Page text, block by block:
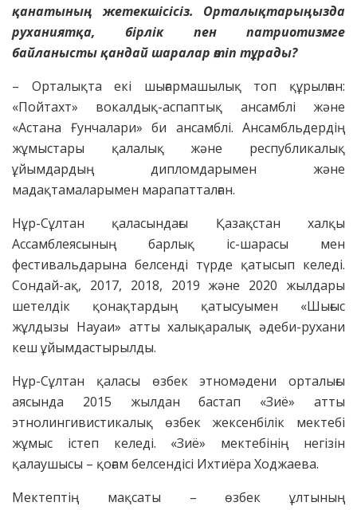
қанатының жетекшісісіз. Орталықтарыңызда
руханиятқа, бірлік пен патриотизмге
байланысты қандай шаралар өтіп тұрады?
– Орталықта екі шығармашылық топ құрылған:
«Пойтахт» вокалдық-аспаптық ансамблі және
«Астана Ғунчалари» би ансамблі. Ансамбльдердің
жұмыстары қалалық және республикалық
ұйымдардың дипломдарымен және
мадақтамаларымен марапатталған.
Нұр-Сұлтан қаласындағы Қазақстан халқы
Ассамблеясының барлық іс-шарасы мен
фестивальдарына белсенді түрде қатысып келеді.
Сондай-ақ, 2017, 2018, 2019 және 2020 жылдары
шетелдік қонақтардың қатысуымен «Шығыс
жұлдызы Науаи» атты халықаралық әдеби-рухани
кеш ұйымдастырылды.
Нұр-Сұлтан қаласы өзбек этномәдени орталығы
аясында 2015 жылдан бастап «Зиё» атты
этнолингивистикалық өзбек жексенбілік мектебі
жұмыс істеп келеді. «Зиё» мектебінің негізін
қалаушысы – қоғам белсендісі Ихтиёра Ходжаева.
Мектептің мақсаты – өзбек ұлтының